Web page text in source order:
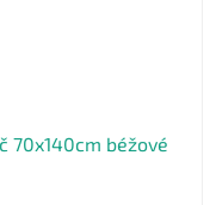
70x140cm béžové